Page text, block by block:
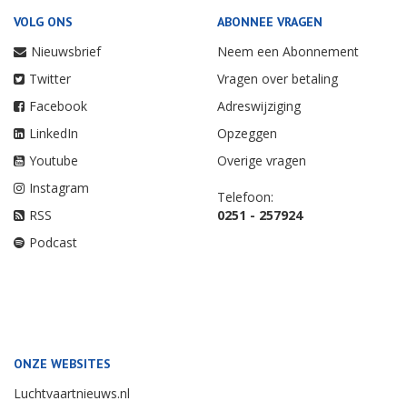
VOLG ONS
Nieuwsbrief
Twitter
Facebook
LinkedIn
Youtube
Instagram
RSS
Podcast
ABONNEE VRAGEN
Neem een Abonnement
Vragen over betaling
Adreswijziging
Opzeggen
Overige vragen
Telefoon:
0251 - 257924
ONZE WEBSITES
Luchtvaartnieuws.nl